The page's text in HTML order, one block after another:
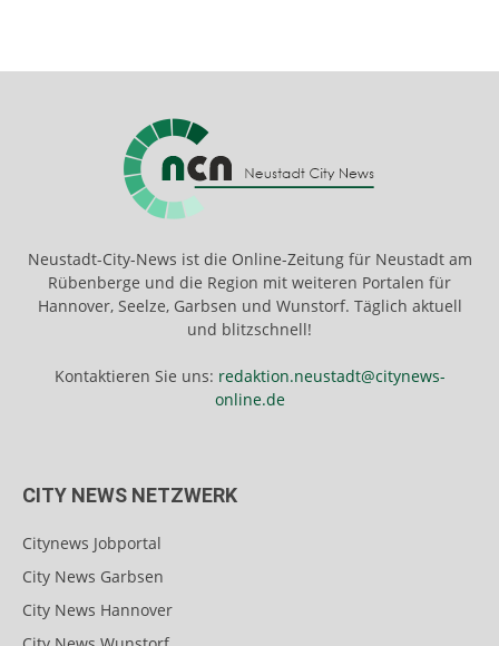
Neustadt-City-News ist die Online-Zeitung für Neustadt am
Rübenberge und die Region mit weiteren Portalen für
Hannover, Seelze, Garbsen und Wunstorf. Täglich aktuell
und blitzschnell!
Kontaktieren Sie uns: redaktion.neustadt@citynews-
online.de
CITY NEWS NETZWERK
Citynews Jobportal
City News Garbsen
City News Hannover